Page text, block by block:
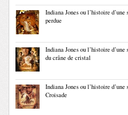
Indiana Jones ou l’histoire d’une
perdue
Indiana Jones ou l’histoire
du crâne de cristal
Indiana Jones ou l’histoire
Croisade